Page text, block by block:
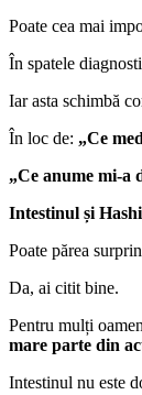
Poate cea mai
În spatele
Iar asta schimbă
În loc de: „Ce
„Ce anume mi-a
Intestinul și
Poate părea
Da, ai citit bine.
Pentru mulți
mare parte din
Intestinul nu este